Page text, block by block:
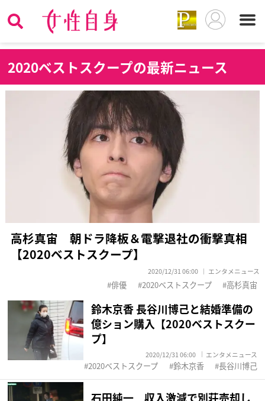
2020ベストスクープの最新ニュース
高杉真宙 朝ドラ降板＆電撃退社の衝撃真相
【2020ベストスクープ】
2020/12/31 06:00 エンタメニュース
俳優 2020ベストスクープ 高杉真宙
鈴木京香 長谷川博己と結婚準備の
億ション購入【2020ベストスクー
プ】
2020/12/31 06:00 エンタメニュース
2020ベストスクープ 鈴木京香 長谷川博己
石田純一 収入激減で別荘売却し